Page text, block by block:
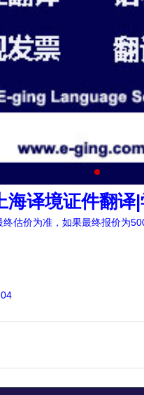
1 2 3
海译境证件翻译
估价为准，如果最终报价为